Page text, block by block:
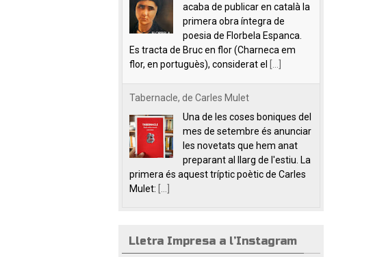
acaba de publicar en català la
primera obra íntegra de
poesia de Florbela Espanca.
Es tracta de Bruc en flor (Charneca em
flor, en portuguès), considerat el
Tabernacle, de Carles Mulet
Una de les coses boniques del
mes de setembre és anunciar
les novetats que hem anat
preparant al llarg de l'estiu. La
primera és aquest tríptic poètic de Carles
Mulet:
Lletra Impresa a l’Instagram